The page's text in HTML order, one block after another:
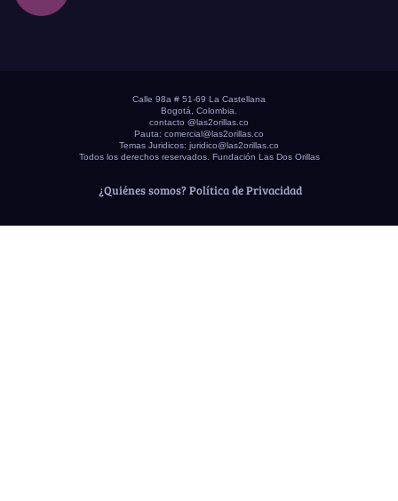
Calle 98a # 51-69 La Castellana
Bogotá, Colombia.
contacto @las2orillas.co
Pauta: comercial@las2orillas.co
Temas Juridicos: juridico@las2orillas.co
Todos los derechos reservados. Fundación Las Dos Orillas
¿Quiénes somos? Política de Privacidad